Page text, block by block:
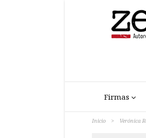
Firmas
Inicio > Verónica